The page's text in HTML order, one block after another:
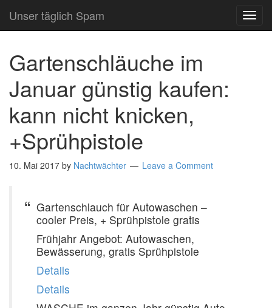
Unser täglich Spam
Gartenschläuche im
Januar günstig kaufen:
kann nicht knicken,
+Sprühpistole
10. Mai 2017 by Nachtwächter Leave a Comment
Gartenschlauch für Autowaschen –
cooler Preis, + Sprühpistole gratis
Frühjahr Angebot: Autowaschen,
Bewässerung, gratis Sprühpistole
Details
Details